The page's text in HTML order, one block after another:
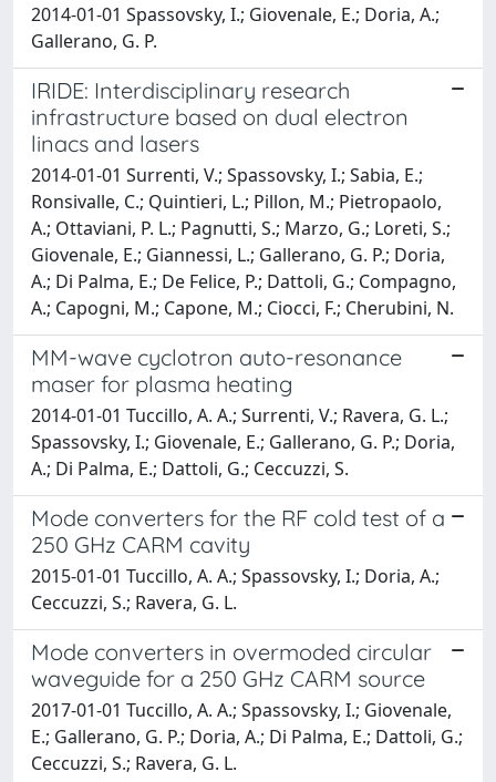
2014-01-01 Spassovsky, I.; Giovenale, E.; Doria, A.;
Gallerano, G. P.
IRIDE: Interdisciplinary research
infrastructure based on dual electron
linacs and lasers
2014-01-01 Surrenti, V.; Spassovsky, I.; Sabia, E.;
Ronsivalle, C.; Quintieri, L.; Pillon, M.; Pietropaolo,
A.; Ottaviani, P. L.; Pagnutti, S.; Marzo, G.; Loreti, S.;
Giovenale, E.; Giannessi, L.; Gallerano, G. P.; Doria,
A.; Di Palma, E.; De Felice, P.; Dattoli, G.; Compagno,
A.; Capogni, M.; Capone, M.; Ciocci, F.; Cherubini, N.
MM-wave cyclotron auto-resonance
maser for plasma heating
2014-01-01 Tuccillo, A. A.; Surrenti, V.; Ravera, G. L.;
Spassovsky, I.; Giovenale, E.; Gallerano, G. P.; Doria,
A.; Di Palma, E.; Dattoli, G.; Ceccuzzi, S.
Mode converters for the RF cold test of a
250 GHz CARM cavity
2015-01-01 Tuccillo, A. A.; Spassovsky, I.; Doria, A.;
Ceccuzzi, S.; Ravera, G. L.
Mode converters in overmoded circular
waveguide for a 250 GHz CARM source
2017-01-01 Tuccillo, A. A.; Spassovsky, I.; Giovenale,
E.; Gallerano, G. P.; Doria, A.; Di Palma, E.; Dattoli, G.;
Ceccuzzi, S.; Ravera, G. L.